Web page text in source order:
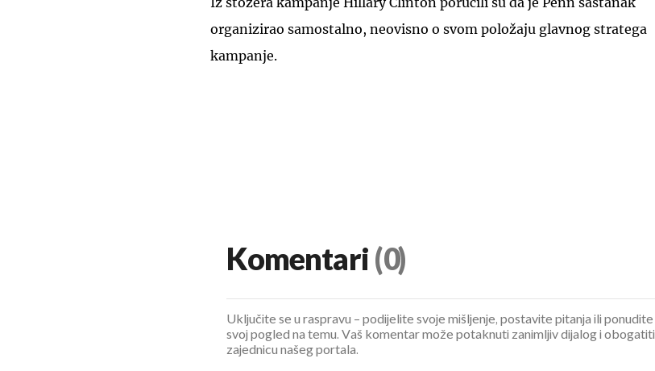
organizirao samostalno, neovisno o svom položaju glavnog stratega
kampanje.
Komentari (0)
Uključite se u raspravu – podijelite svoje mišljenje, postavite pitanja ili ponudite
svoj pogled na temu. Vaš komentar može potaknuti zanimljiv dijalog i obogatiti
zajednicu našeg portala.